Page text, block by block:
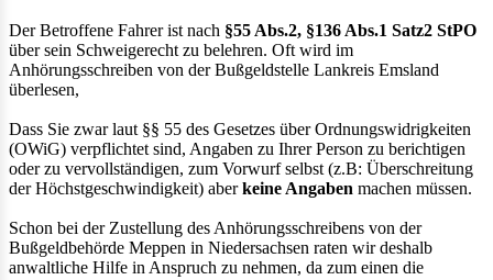
Der Betroffene Fahrer ist nach §55 Abs.2, §136 Abs.1 Satz2 StPO
über sein Schweigerecht zu belehren. Oft wird im
Anhörungsschreiben von der Bußgeldstelle Lankreis Emsland
überlesen,
Dass Sie zwar laut §§ 55 des Gesetzes über Ordnungswidrigkeiten
(OWiG) verpflichtet sind, Angaben zu Ihrer Person zu berichtigen
oder zu vervollständigen, zum Vorwurf selbst (z.B: Überschreitung
der Höchstgeschwindigkeit) aberkeine Angaben machen müssen.
Schon bei der Zustellung des Anhörungsschreibens von der
Bußgeldbehörde Meppen in Niedersachsen raten wir deshalb
anwaltliche Hilfe in Anspruch zu nehmen, da zum einen die